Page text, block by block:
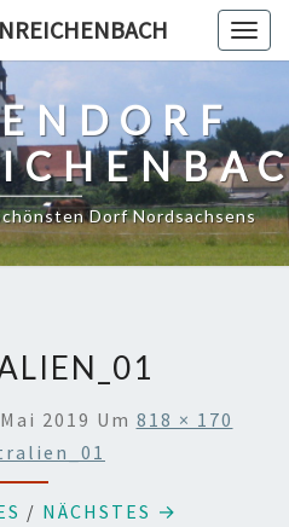
Dorf Nordsachsens
2019 Um 818 × 170
/ NÄCHSTES →